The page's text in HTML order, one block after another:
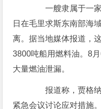
一艘隶属于一家
日在毛里求斯东南部海
离。据当地媒体报道，
3800吨船用燃料油。8
大量燃油泄漏。
报道称，贾格纳
紧急会议讨论应对措施